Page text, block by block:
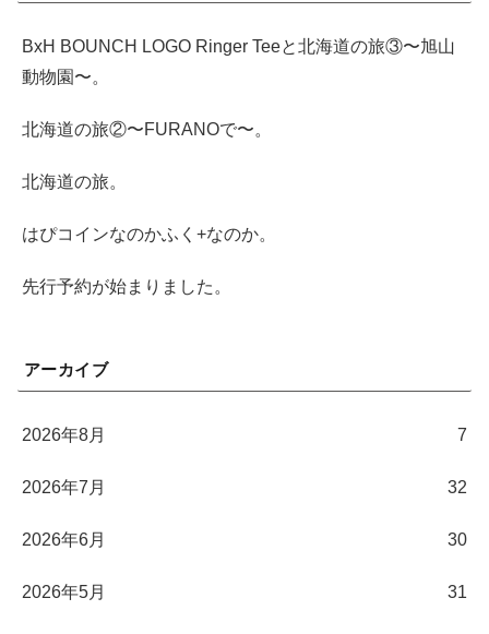
BxH BOUNCH LOGO Ringer Teeと北海道の旅③〜旭山
動物園〜。
北海道の旅②〜FURANOで〜。
北海道の旅。
はぴコインなのかふく+なのか。
先行予約が始まりました。
アーカイブ
2026年8月 7
2026年7月 32
2026年6月 30
2026年5月 31